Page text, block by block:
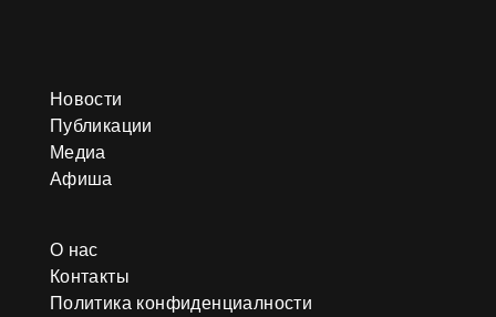
Новости
Публикации
Медиа
Афиша
О нас
Контакты
Политика конфиденциалности